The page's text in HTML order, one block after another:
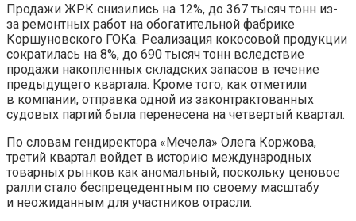
Продажи ЖРК снизились на 12%, до 367 тысяч тонн из-
за ремонтных работ на обогатительной фабрике
Коршуновского ГОКа. Реализация кокосовой продукции
сократилась на 8%, до 690 тысяч тонн вследствие
продажи накопленных складских запасов в течение
предыдущего квартала. Кроме того, как отметили
в компании, отправка одной из законтрактованных
судовых партий была перенесена на четвертый квартал.
По словам гендиректора «Мечела» Олега Коржова,
третий квартал войдет в историю международных
товарных рынков как аномальный, поскольку ценовое
ралли стало беспрецедентным по своему масштабу
и неожиданным для участников отрасли.